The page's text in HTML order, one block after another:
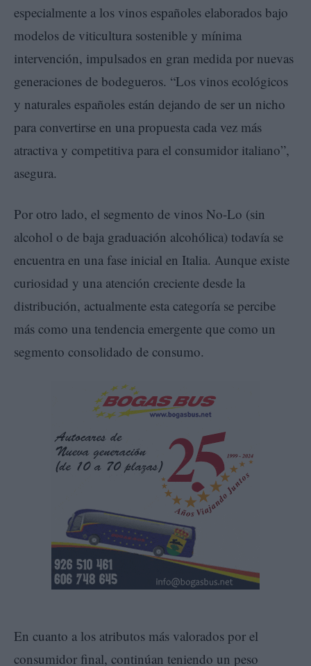
especialmente a los vinos españoles elaborados bajo
modelos de viticultura sostenible y mínima
intervención, impulsados en gran medida por nuevas
generaciones de bodegueros. “Los vinos ecológicos
y naturales españoles están dejando de ser un nicho
para convertirse en una propuesta cada vez más
atractiva y competitiva para el consumidor italiano”,
asegura.
Por otro lado, el segmento de vinos No-Lo (sin
alcohol o de baja graduación alcohólica) todavía se
encuentra en una fase inicial en Italia. Aunque existe
curiosidad y una atención creciente desde la
distribución, actualmente esta categoría se percibe
más como una tendencia emergente que como un
segmento consolidado de consumo.
En cuanto a los atributos más valorados por el
consumidor final, continúan teniendo un peso